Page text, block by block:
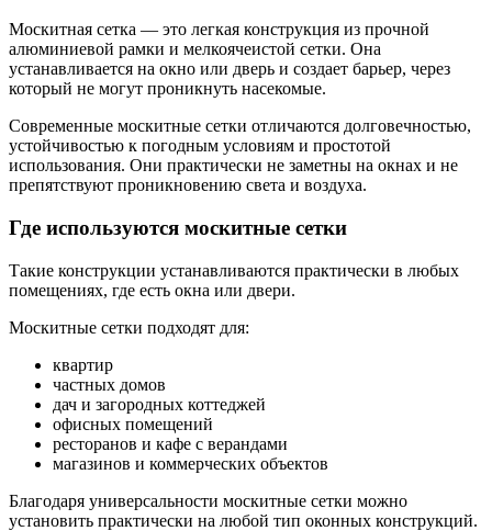
Москитная сетка — это легкая конструкция из прочной
алюминиевой рамки и мелкоячеистой сетки. Она
устанавливается на окно или дверь и создает барьер, через
который не могут проникнуть насекомые.
Современные москитные сетки отличаются долговечностью,
устойчивостью к погодным условиям и простотой
использования. Они практически не заметны на окнах и не
препятствуют проникновению света и воздуха.
Где используются москитные сетки
Такие конструкции устанавливаются практически в любых
помещениях, где есть окна или двери.
Москитные сетки подходят для:
квартир
частных домов
дач и загородных коттеджей
офисных помещений
ресторанов и кафе с верандами
магазинов и коммерческих объектов
Благодаря универсальности москитные сетки можно
установить практически на любой тип оконных конструкций.